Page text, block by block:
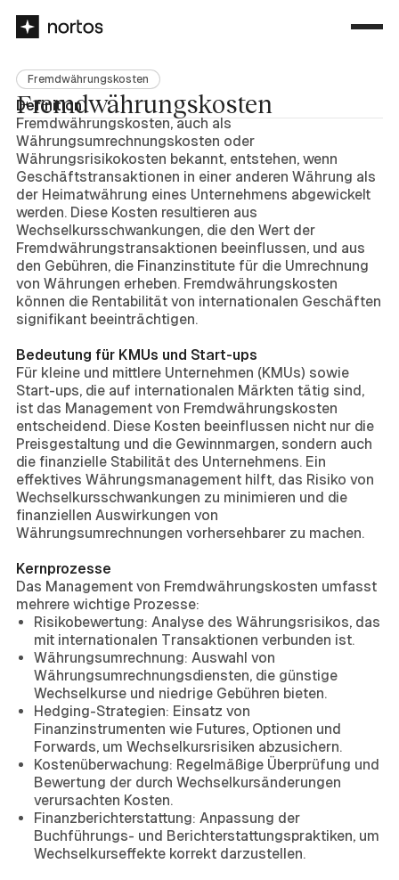
Fremdwährungskosten
Fremdwährungskosten
Definition
Fremdwährungskosten, auch als
Währungsumrechnungskosten oder
Währungsrisikokosten bekannt, entstehen, wenn
Geschäftstransaktionen in einer anderen Währung als
der Heimatwährung eines Unternehmens abgewickelt
werden. Diese Kosten resultieren aus
Wechselkursschwankungen, die den Wert der
Fremdwährungstransaktionen beeinflussen, und aus
den Gebühren, die Finanzinstitute für die Umrechnung
von Währungen erheben. Fremdwährungskosten
können die Rentabilität von internationalen Geschäften
signifikant beeinträchtigen.
Bedeutung für KMUs und Start-ups
Für kleine und mittlere Unternehmen (KMUs) sowie
Start-ups, die auf internationalen Märkten tätig sind,
ist das Management von Fremdwährungskosten
entscheidend. Diese Kosten beeinflussen nicht nur die
Preisgestaltung und die Gewinnmargen, sondern auch
die finanzielle Stabilität des Unternehmens. Ein
effektives Währungsmanagement hilft, das Risiko von
Wechselkursschwankungen zu minimieren und die
finanziellen Auswirkungen von
Währungsumrechnungen vorhersehbarer zu machen.
Kernprozesse
Das Management von Fremdwährungskosten umfasst
mehrere wichtige Prozesse:
Risikobewertung: Analyse des Währungsrisikos, das
mit internationalen Transaktionen verbunden ist.
Währungsumrechnung: Auswahl von
Währungsumrechnungsdiensten, die günstige
Wechselkurse und niedrige Gebühren bieten.
Hedging-Strategien: Einsatz von
Finanzinstrumenten wie Futures, Optionen und
Forwards, um Wechselkursrisiken abzusichern.
Kostenüberwachung: Regelmäßige Überprüfung und
Bewertung der durch Wechselkursänderungen
verursachten Kosten.
Finanzberichterstattung: Anpassung der
Buchführungs- und Berichterstattungspraktiken, um
Wechselkurseffekte korrekt darzustellen.